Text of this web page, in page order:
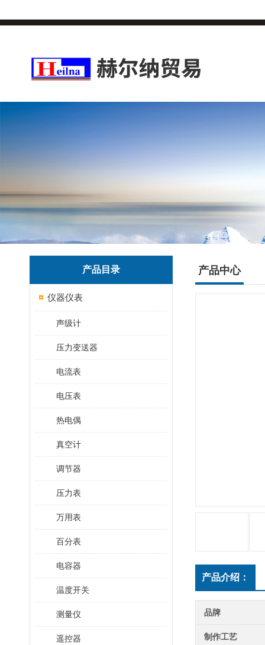
产品目录
仪器仪表
声级计
压力变送器
电流表
电压表
热电偶
真空计
调节器
压力表
万用表
百分表
电容器
温度开关
测量仪
遥控器
产品中心
产品介绍：
品牌
制作工艺